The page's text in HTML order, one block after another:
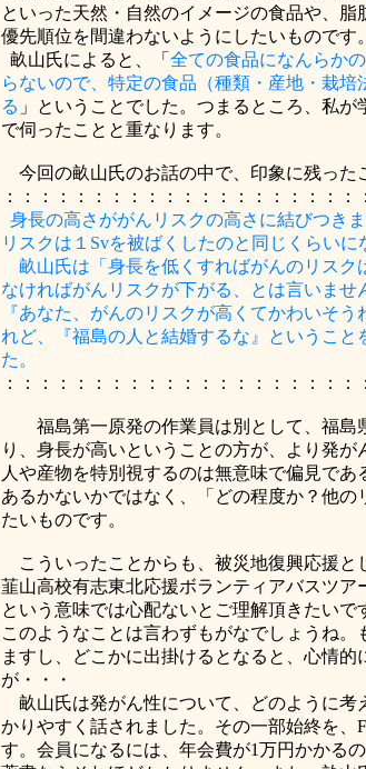
といった天然・自然のイメージの食品や、
優先順位を間違わないようにしたいものです。
畝山氏によると、「 全ての食品になんらか
らないので、特定の食品（種類・産地・栽培
る 」ということでした。つまるところ、私
で伺ったことと重なります。
今回の畝山氏のお話の中で、印象に残った
：：：：：：：：：：：：：：：：：：：：
身長の高さががんリスクの高さに結びつき
リスクは１ Svを被ばくしたのと同じくらいに
畝山氏は「身長を低くすればがんのリスク
なければがんリスクが下がる、とは言いま
『あなた、がんのリスクが高くてかわいそ
れど、『福島の人と結婚するな』というこ
た。
：：：：：：：：：：：：：：：：：：：：
福島第一原発の作業員は別として、福島
り、身長が高いということの方が、より発
人や産物を特別視するのは無意味で偏見で
あるかないかではなく、「どの程度か？他
たいものです。
こういったことからも、被災地復興応援と
韮山高校有志東北応援ボランティアバスツア
という意味では心配ないとご理解頂きたいで
このようなことは言わずもがなでしょうね
ますし、どこかに出掛けるとなると、心情
が・・・
畝山氏は発がん性について、どのように考
かりやすく話されました。その一部始終を、
す。会員になるには、年会費が1万円かかる